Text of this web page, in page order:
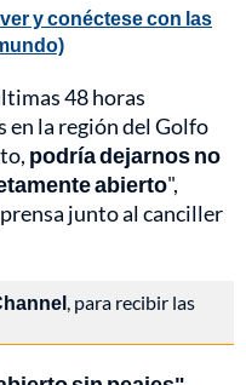
y conéctese con las
48 horas
en la región del Golfo
podría dejarnos no
abierto",
junto al canciller
, para recibir las